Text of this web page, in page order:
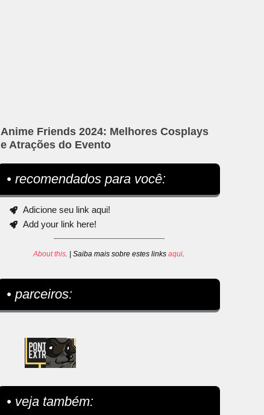
Anime Friends 2024: Melhores Cosplays
e Atrações do Evento
• recomendados para você:
Adicione seu link aqui!
Add your link here!
About this. | Saiba mais sobre estes linksaqui.
• parceiros:
• veja também: